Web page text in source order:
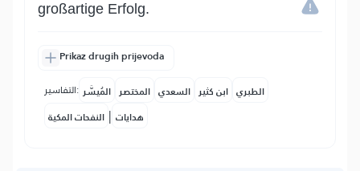
großartige Erfolg.
Prikaz drugih prijevoda
التفاسير: المُيسَّر المختصر السعدي ابن كثير الطبري
النفحات المكية | هدايات